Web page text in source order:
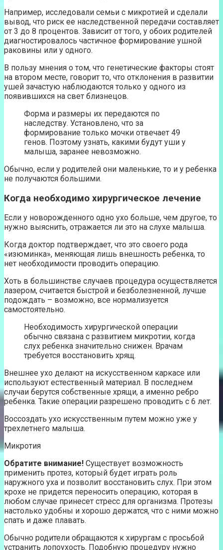
Например, исследовали семьи с микротией и сделали
вывод, что риск ее наследственной передачи составляет
от 3 до 8 процентов. Зависит от того, у обоих родителей
диагностировалось частичное формирование ушной
раковины или у одного.
В пользу мнения о том, что генетические факторы стоят
на втором месте, говорит то, что отклонения в развитии
ушей зачастую наблюдаются только у одного из
появившихся на свет близнецов.
Форма и размеры их передаются по
наследству. Установлено, что за
формирование только мочки отвечает 49
генов. Поэтому узнать, какими будут уши у
малыша, заранее невозможно.
Обычно, если у родителей они маленькие, то и у ребенка
не получаются большими.
Когда необходимо хирургическое лечение
Если у новорожденного одно ухо больше, чем другое, то
нужно выяснить, отражается ли это на слухе малыша.
Когда доктор подтверждает, что это своего рода
«изюминка», меняющая лишь внешность ребенка, то
нет необходимости проводить операцию.
Хоть в большинстве случаев процедура осуществляется
лазером, считается быстрой и безболезненной, лучше
подождать – возможно, все нормализуется
самостоятельно.
Необходимость хирургической операции
обычно связана с развитием микротии, когда
слух ребенка значительно снижен. Врачам
требуется восстановить хрящ.
Внешнее ухо делают на искусственном каркасе или
используют естественный материал. В последнем
случаи берутся собственные хрящи, а именно ребро
ребенка. Такие операции разрешено проводить с 6 лет.
Воссоздать ухо искусственным путем можно уже у
трехлетнего малыша.
Микротия
Обратите внимание! Существует возможность
применить протез, который будет играть роль
наружного уха и позволит восстановить слух. При этом
крохе не придется переносить операцию, которая в
любом случае принесет стресс для организма. Протезы
настолько удобны и хорошо держатся, что с ними можно
спать и даже плавать.
Обычно родители обращаются к хирургам с просьбой
устранить лопоухость. Подобную процедуру нужно